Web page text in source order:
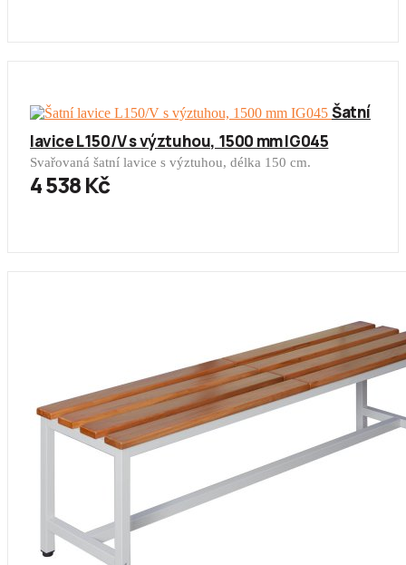
Šatní
lavice L150/V s výztuhou, 1500 mm IG045
Svařovaná šatní lavice s výztuhou, délka 150 cm.
4 538 Kč